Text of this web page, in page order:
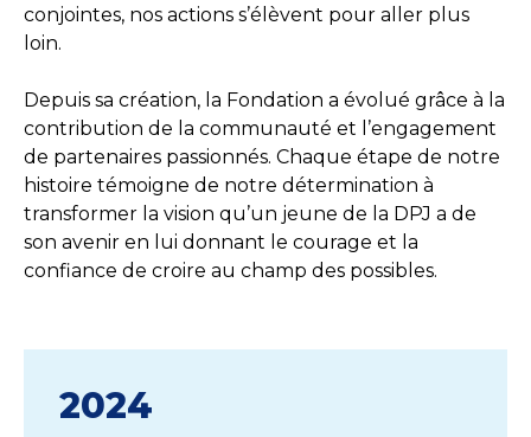
conjointes, nos actions s’élèvent pour aller plus
loin.
Depuis sa création, la Fondation a évolué grâce à la
contribution de la communauté et l’engagement
de partenaires passionnés. Chaque étape de notre
histoire témoigne de notre détermination à
transformer la vision qu’un jeune de la DPJ a de
son avenir en lui donnant le courage et la
confiance de croire au champ des possibles.
2024